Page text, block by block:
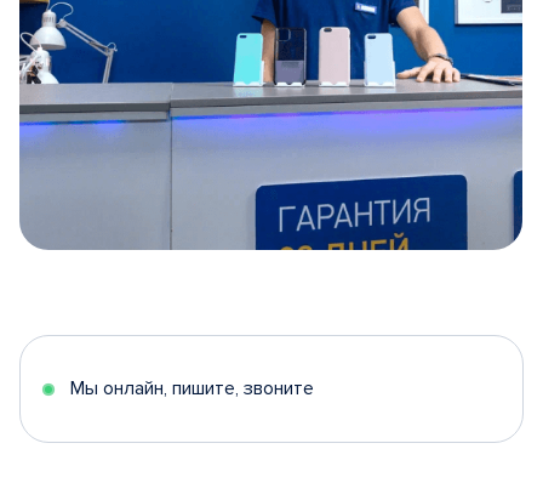
5
Мы онлайн, пишите, звоните